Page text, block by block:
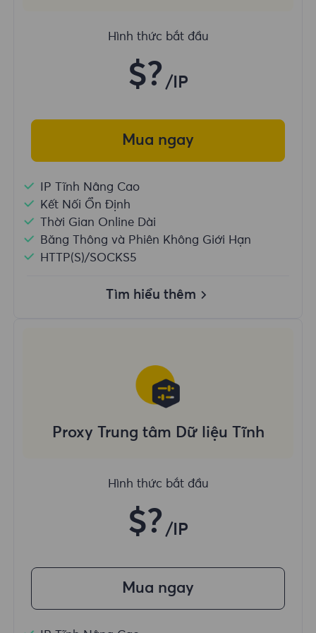
Hình thức bắt đầu
$? /IP
Mua ngay
IP Tĩnh Nâng Cao
Kết Nối Ổn Định
Thời Gian Online Dài
Băng Thông và Phiên Không Giới Hạn
HTTP(S)/SOCKS5
Tìm hiểu thêm
Proxy Trung tâm Dữ liệu Tĩnh
Hình thức bắt đầu
$? /IP
Mua ngay